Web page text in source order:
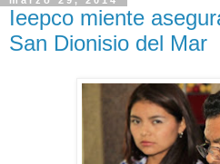
Ieepco miente
San Dionisio del Mar